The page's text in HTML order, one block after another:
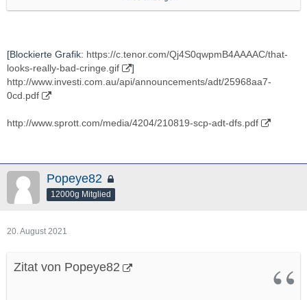
Adriatic Metals Receives Final Permit for Vares Silver Mine
66b.pdf
[Blockierte Grafik: https://c.tenor.com/Qj4S0qwpmB4AAAAC/that-
looks-really-bad-cringe.gif
]
http://www.investi.com.au/api/announcements/adt/25968aa7-
0cd.pdf
http://www.sprott.com/media/4204/210819-scp-adt-dfs.pdf
Popeye82
12000g Mitglied
20. August 2021
Zitat von Popeye82